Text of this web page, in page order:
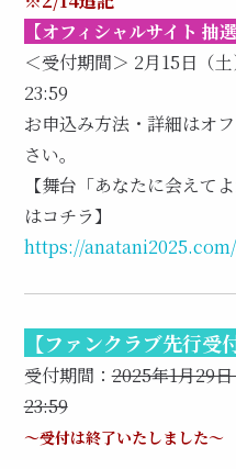
【オフィシャルサイト 抽
＜受付期間＞ 2月15日（
23:59
お申込み方法・詳細はオ
さい。
【舞台「あなたに会えて
はコチラ】
https://anatani2025.com/
【ファンクラブ先行受
受付期間：2025年1月29
23:59
～受付は終了いたしました～